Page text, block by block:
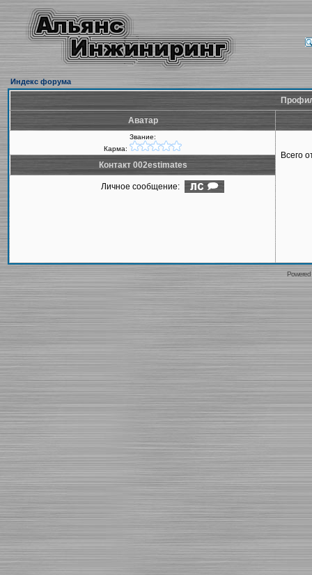
Индекс форума
Аватар
Звание:
Карма:
Всего
Контакт 002estimates
Личное сообщение: